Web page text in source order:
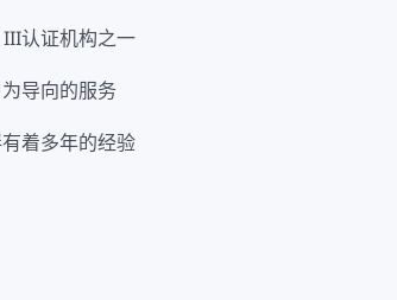
认证机构之一
导向的服务
着多年的经验
年的合作经验